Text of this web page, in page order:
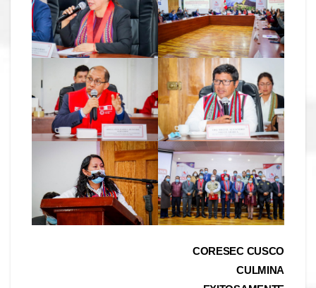
CORESEC CUSCO
CULMINA